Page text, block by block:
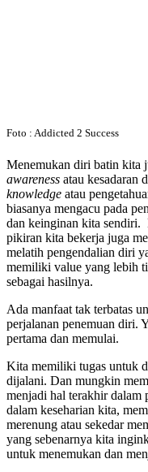
Foto : Addicted 2 Success
Menemukan diri batin kita
awareness atau kesadaran
knowledge atau
biasanya mengacu pada
dan keinginan kita sendiri.
pikiran kita bekerja juga
melatih pengendalian diri
memiliki value yang lebih
sebagai hasilnya.
Ada manfaat tak terbatas
perjalanan penemuan diri.
pertama dan memulai.
Kita memiliki tugas untuk
dijalani. Dan mungkin
menjadi hal terakhir
dalam keseharian kita,
merenung atau sekedar
yang sebenarnya kita
untuk menemukan dan